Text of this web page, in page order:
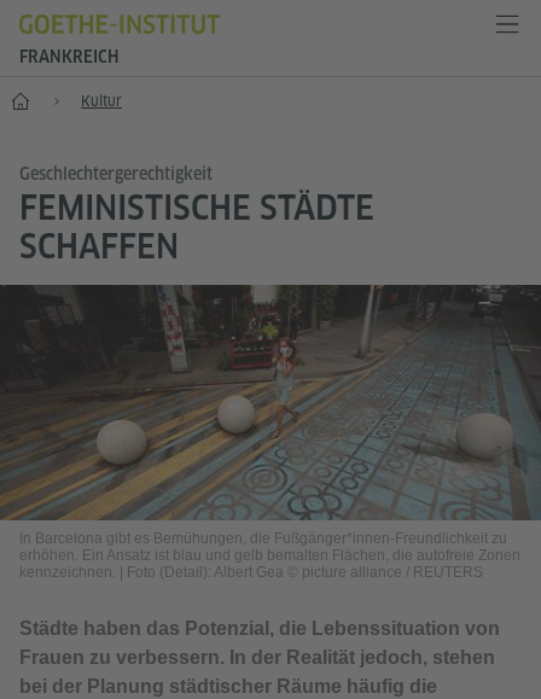
FRANKREICH
Start Kultur
Geschlechtergerechtigkeit
FEMINISTISCHE STÄDTE
SCHAFFEN
In Barcelona gibt es Bemühungen, die Fußgänger*innen-Freundlichkeit zu
erhöhen. Ein Ansatz ist blau und gelb bemalten Flächen, die autofreie Zonen
kennzeichnen.
Foto (Detail): Albert Gea © picture alliance / REUTERS
Städte haben das Potenzial, die Lebenssituation von
Frauen zu verbessern. In der Realität jedoch, stehen
bei der Planung städtischer Räume häufig die